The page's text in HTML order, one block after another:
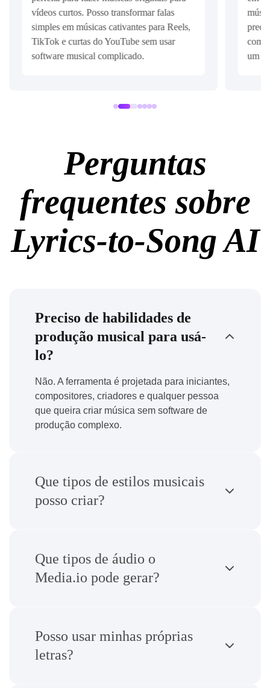
vídeos curtos. Posso transformar falas
simples em músicas cativantes para Reels,
TikTok e curtas do YouTube sem usar
software musical complicado.
um
Perguntas
frequentes sobre
Lyrics-to-Song AI
Preciso de habilidades de
produção musical para usá-
lo?
Não. A ferramenta é projetada para iniciantes,
compositores, criadores e qualquer pessoa
que queira criar música sem software de
produção complexo.
Que tipos de estilos musicais
posso criar?
Que tipos de áudio o
Media.io pode gerar?
Posso usar minhas próprias
letras?